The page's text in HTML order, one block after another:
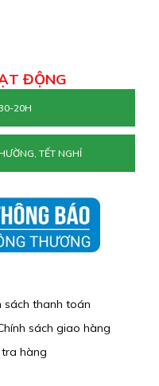
ĐỘNG
20H
TẾT NGHỈ
sách thanh toán
sách giao hàng
tra hàng